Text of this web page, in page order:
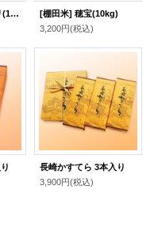
[棚田米] ヒノヒカリ(10kg)
[棚田米] 穂宝(10kg)
3,200円(税込)
長崎かすてら 3本入り
3,900円(税込)